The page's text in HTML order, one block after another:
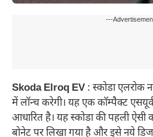
---
Skoda Elroq EV : स्कोडा एलरोक
में लॉन्च करेगी। यह एक कॉम्पैक्ट
आधारित है। यह स्कोडा की पहली ऐसी
बोनेट पर लिखा गया है और इसे नये